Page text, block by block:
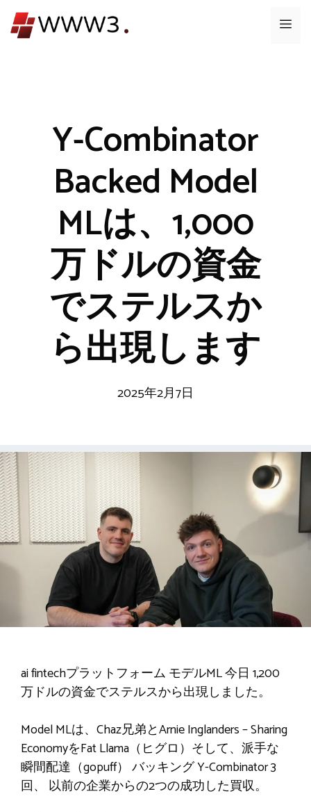
ン
メ
Y-Combinator
Backed Model
MLは、1,000
万ドルの資金
でステルスか
ら出現します
2025年2月7日
ai fintechプラットフォーム モデルML今日 1,200
万ドルの資金でステルスから出現しました。
Model MLは、Chaz兄弟とArnie Inglanders – Sharing
EconomyをFat Llama（ ヒグロ ）そして、派手な
瞬間配達（gopuff） バッキングY-Combinator 3
回、 以前の企業からの2つの成功した買収。